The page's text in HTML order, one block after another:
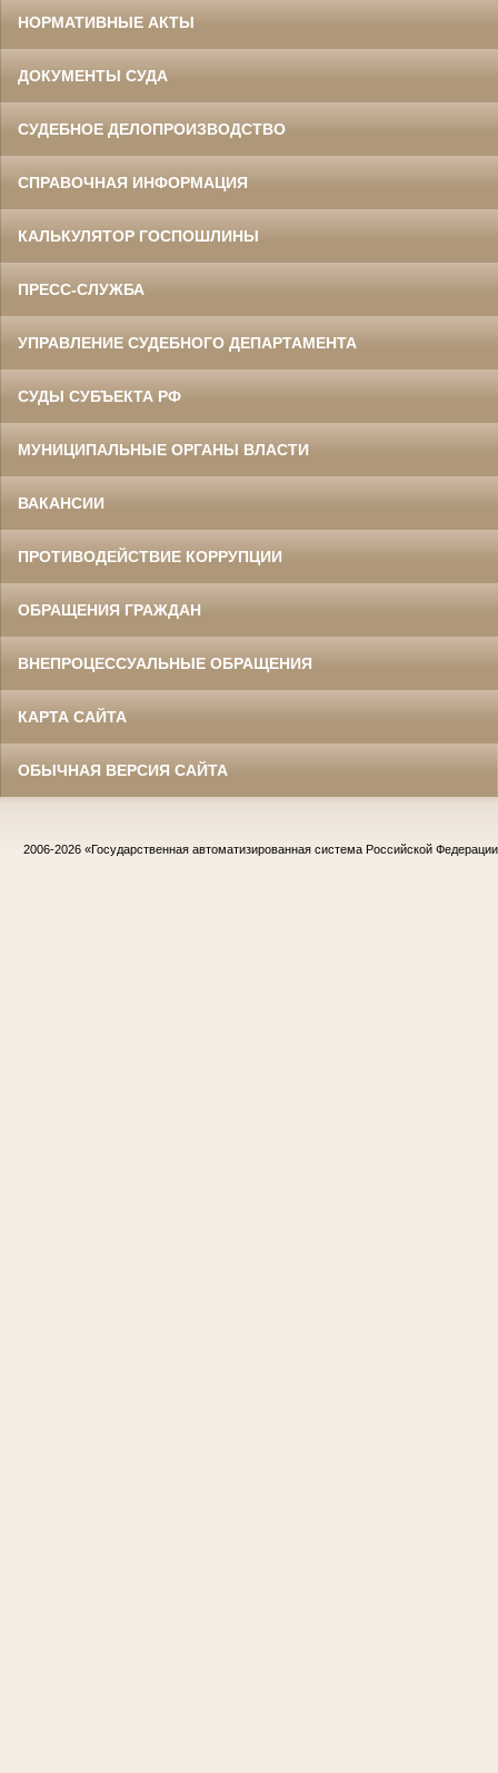
НОРМАТИВНЫЕ АКТЫ
ДОКУМЕНТЫ СУДА
СУДЕБНОЕ ДЕЛОПРОИЗВОДСТВО
СПРАВОЧНАЯ ИНФОРМАЦИЯ
КАЛЬКУЛЯТОР ГОСПОШЛИНЫ
ПРЕСС-СЛУЖБА
УПРАВЛЕНИЕ СУДЕБНОГО ДЕПАРТАМЕНТА
СУДЫ СУБЪЕКТА РФ
МУНИЦИПАЛЬНЫЕ ОРГАНЫ ВЛАСТИ
ВАКАНСИИ
ПРОТИВОДЕЙСТВИЕ КОРРУПЦИИ
ОБРАЩЕНИЯ ГРАЖДАН
ВНЕПРОЦЕССУАЛЬНЫЕ ОБРАЩЕНИЯ
КАРТА САЙТА
ОБЫЧНАЯ ВЕРСИЯ САЙТА
2006-2026 «Государственная автоматизированная система Российской